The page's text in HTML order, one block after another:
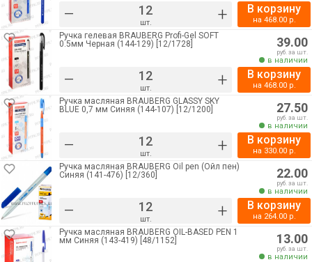
– шт. + В корзину
на 468.00р.
Ручка гелевая BRAUBERG Profi-Gel SOFT
0.5мм Черная (144-129) [12/1728]
– шт. +
39.00
руб. за шт.
в наличии
В корзину
на 468.00р.
Ручка масляная BRAUBERG GLASSY SKY
BLUE 0,7 мм Синяя (144-107) [12/1200]
– шт. +
27.50
руб. за шт.
в наличии
В корзину
на 330.00р.
Ручка масляная BRAUBERG Oil pen (Ойл пен)
Синяя (141-476) [12/360]
– шт. +
22.00
руб. за шт.
в наличии
В корзину
на 264.00р.
Ручка масляная BRAUBERG OIL-BASED PEN 1
мм Синяя (143-419) [48/1152]
13.00
руб. за шт.
в наличии